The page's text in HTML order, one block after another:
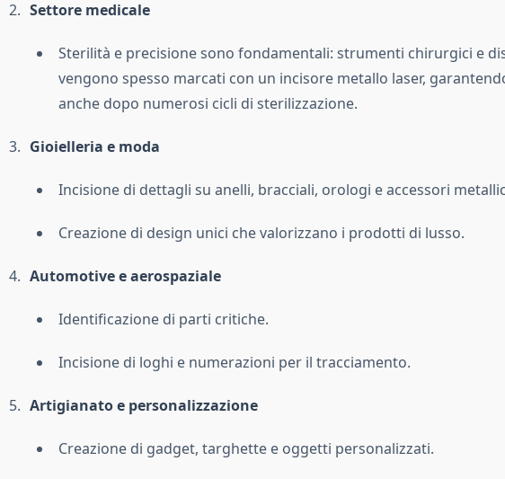
Settore medicale
Sterilità e precisione sono fondamentali: strumenti chirurgici e
vengono spesso marcati con un incisore metallo laser,
anche dopo numerosi cicli di sterilizzazione.
Gioielleria e moda
Incisione di dettagli su anelli, bracciali, orologi e accessori
Creazione di design unici che valorizzano i prodotti di lusso.
Automotive e aerospaziale
Identificazione di parti critiche.
Incisione di loghi e numerazioni per il tracciamento.
Artigianato e personalizzazione
Creazione di gadget, targhette e oggetti personalizzati.